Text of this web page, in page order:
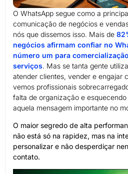
O WhatsApp segue como a
comunicação de negócios e
nós que dissemos isso. Mais de
negócios afirmam confiar no
número um para
serviços. Mas se tanta gente
atender clientes, vender e engajar
vemos profissionais
falta de organização e
aquela mensagem importante no
O maior segredo de alta
não está só na rapidez, mas na
personalizar e não desperdiçar
contato.